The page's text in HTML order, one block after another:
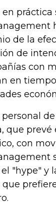
práctica
de la
de
con
en
que prevé
con
"hype" y